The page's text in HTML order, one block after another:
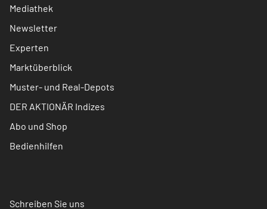
Mediathek
Newsletter
Experten
Marktüberblick
Muster- und Real-Depots
DER AKTIONÄR Indizes
Abo und Shop
Bedienhilfen
Schreiben Sie uns